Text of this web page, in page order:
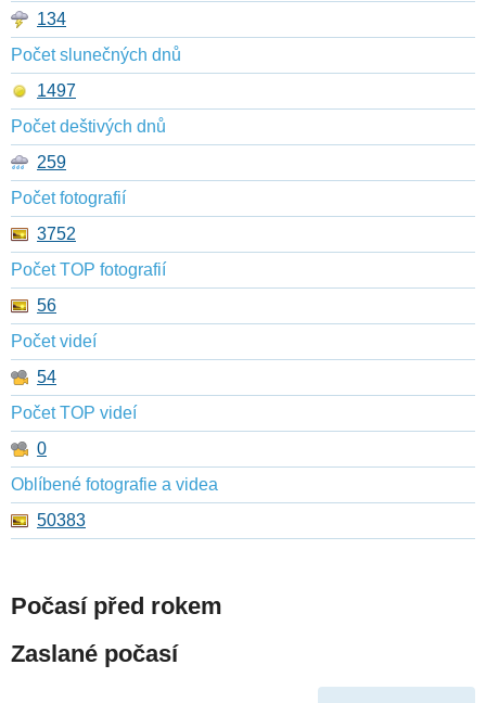
134
Počet slunečných dnů
1497
Počet deštivých dnů
259
Počet fotografií
3752
Počet TOP fotografií
56
Počet videí
54
Počet TOP videí
0
Oblíbené fotografie a videa
50383
Počasí před rokem
Zaslané počasí